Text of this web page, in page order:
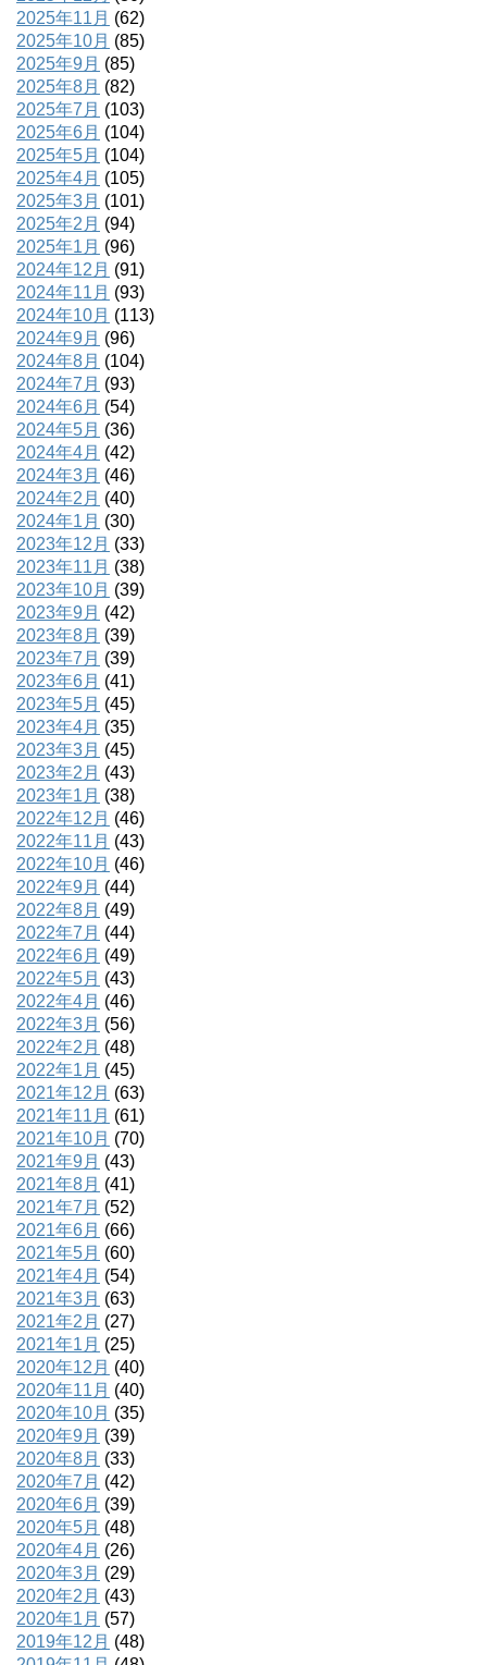
2025年11月 (62)
2025年10月 (85)
2025年9月 (85)
2025年8月 (82)
2025年7月 (103)
2025年6月 (104)
2025年5月 (104)
2025年4月 (105)
2025年3月 (101)
2025年2月 (94)
2025年1月 (96)
2024年12月 (91)
2024年11月 (93)
2024年10月 (113)
2024年9月 (96)
2024年8月 (104)
2024年7月 (93)
2024年6月 (54)
2024年5月 (36)
2024年4月 (42)
2024年3月 (46)
2024年2月 (40)
2024年1月 (30)
2023年12月 (33)
2023年11月 (38)
2023年10月 (39)
2023年9月 (42)
2023年8月 (39)
2023年7月 (39)
2023年6月 (41)
2023年5月 (45)
2023年4月 (35)
2023年3月 (45)
2023年2月 (43)
2023年1月 (38)
2022年12月 (46)
2022年11月 (43)
2022年10月 (46)
2022年9月 (44)
2022年8月 (49)
2022年7月 (44)
2022年6月 (49)
2022年5月 (43)
2022年4月 (46)
2022年3月 (56)
2022年2月 (48)
2022年1月 (45)
2021年12月 (63)
2021年11月 (61)
2021年10月 (70)
2021年9月 (43)
2021年8月 (41)
2021年7月 (52)
2021年6月 (66)
2021年5月 (60)
2021年4月 (54)
2021年3月 (63)
2021年2月 (27)
2021年1月 (25)
2020年12月 (40)
2020年11月 (40)
2020年10月 (35)
2020年9月 (39)
2020年8月 (33)
2020年7月 (42)
2020年6月 (39)
2020年5月 (48)
2020年4月 (26)
2020年3月 (29)
2020年2月 (43)
2020年1月 (57)
2019年12月 (48)